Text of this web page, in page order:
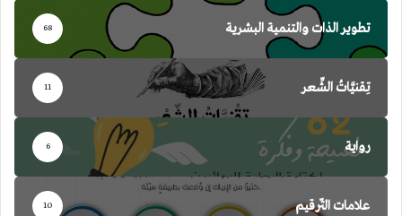
تطوير الذات والتنمية البشرية 68
تِقنيَّاتُ الشِّعر 11
رواية 6
علامات التّرقيم 10